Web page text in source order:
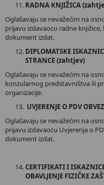
RADNA KNJIŽICA
Oglašavaju se nevažećim na
prijavu izdavaocu radne
dokument izdat.
DIPLOMATSKE
STRANCE (zahtjev)
Oglašavaju se nevažećim na
konzularnog predstavništva ili
organizacije.
UVJERENJE O PDV
Oglašavaju se nevažećim na
prijavu izdavaocu Uvjerenja o
dokument izdat.
CERTIFIKATI I
OBAVLJENJE FIZIČKE